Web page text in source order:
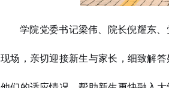
学院党委书记梁伟、院长倪耀东
现场，亲切迎接新生与家长，细致解